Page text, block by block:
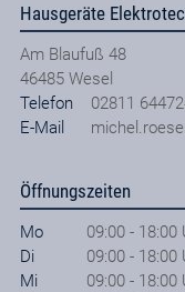
Hausgeräte
Am Blaufuß 48
46485 Wesel
Telefon
02811
E-Mail
Öffnungszeiten
Mo
09:00 - 18:00
Di
09:00 - 18:00
Mi
09:00 - 18:00